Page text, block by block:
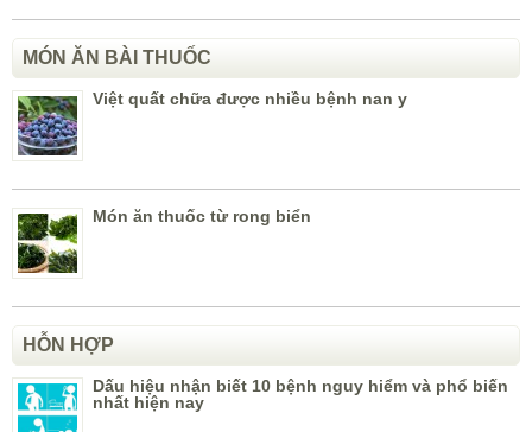
MÓN ĂN BÀI THUỐC
Việt quất chữa được nhiều bệnh nan y
Món ăn thuốc từ rong biển
HỖN HỢP
Dấu hiệu nhận biết 10 bệnh nguy hiểm và phổ biến
nhất hiện nay